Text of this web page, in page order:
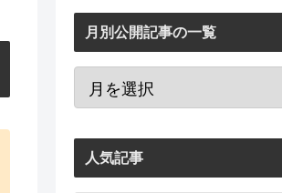
月別公開記事の一覧
人気記事